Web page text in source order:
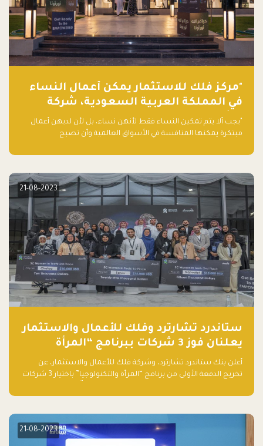
"مركز فلك للاستثمار يمكّن أعمال النساء
في المملكة العربية السعودية، شركة
ناشئة تلو الأخرى."
"يجب ألا يتم تمكين النساء فقط لأنهن نساء، بل لأن لديهن أعمال
مبتكرة يمكنها المنافسة في الأسواق العالمية وأن تصبح
21-08-2023
ستاندرد تشارترد وفلك للأعمال والاستثمار
يعلنان فوز 3 شركات ببرنامج “المرأة
والتكنولوجيا”
أعلن بنك ستاندرد تشارترد، وشركة فلك للأعمال والاستثمار، عن
تخريج الدفعة الأولى من برنامج “المرأة والتكنولوجيا” باختيار 3 شركات
الأعمال، اللواتي خضعن لبرنامج حاضنة مدته 8 أسابيع، أفكاراً مبتكرة
21-08-2023